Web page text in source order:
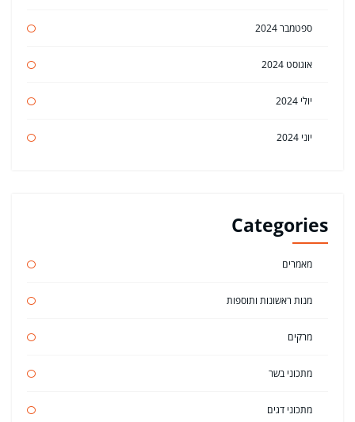
ספטמבר 2024
אוגוסט 2024
יולי 2024
יוני 2024
Categories
מאמרים
מנות ראשונות ותוספות
מרקים
מתכוני בשר
מתכוני דגים